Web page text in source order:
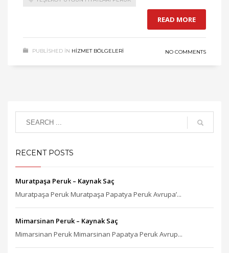
READ MORE
PUBLISHED IN HIZMET BÖLGELERI NO COMMENTS
RECENT POSTS
Muratpaşa Peruk – Kaynak Saç
Muratpaşa Peruk Muratpaşa Papatya Peruk Avrupa’...
Mimarsinan Peruk – Kaynak Saç
Mimarsinan Peruk Mimarsinan Papatya Peruk Avrup...